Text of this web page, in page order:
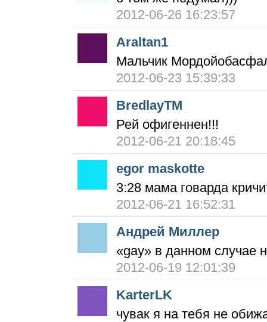
2012-06-26 16:23:57
Araltan1
Мальчик
2012-06-23 15:39:33
BredlayTM
Рей офигеннен!!!
2012-06-21 20:18:45
egor maskotte
3:28 мама говарда
2012-06-21 16:52:31
Андрей Миллер
«gay» в данном случае
2012-06-19 12:01:39
KarterLK
чувак я на тебя не